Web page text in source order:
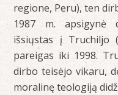
regione, Peru), ten
1987 m. apsigynė
išsiųstas į Truchiljo
pareigas iki 1998.
dirbo teisėjo vikaru,
moralinę teologiją